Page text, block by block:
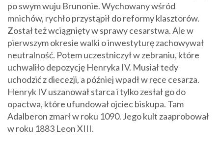
po swym wuju Brunonie. Wychowany wśród
mnichów, rychło przystąpił do reformy klasztorów.
Został też wciągnięty w sprawy cesarstwa. Ale w
pierwszym okresie walki o inwestyturę zachowywał
neutralność. Potem uczestniczył w zebraniu, które
uchwaliło depozycję Henryka IV. Musiał tedy
uchodzić z diecezji, a później wpadł w ręce cesarza.
Henryk IV uszanował starca i tylko zesłał go do
opactwa, które ufundował ojciec biskupa. Tam
Adalberon zmarł w roku 1090. Jego kult zaaprobował
w roku 1883 Leon XIII.